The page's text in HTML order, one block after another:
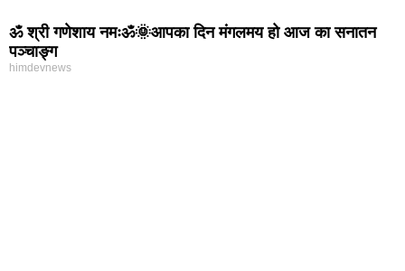
ॐ श्री गणेशाय नमःॐ🌞आपका दिन मंगलमय हो आज का सनातन
पञ्चाङ्ग
himdevnews